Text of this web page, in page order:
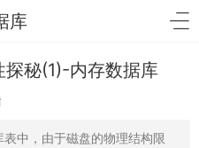
库
秘(1)-内存数据库
中，由于磁盘的物理结构限